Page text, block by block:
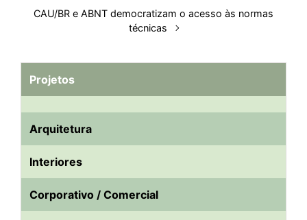
CAU/BR e ABNT democratizam o acesso às normas
técnicas
Projetos
Arquitetura
Interiores
Corporativo / Comercial